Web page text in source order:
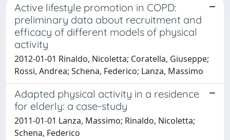
Active lifestyle promotion in COPD:
preliminary data about recruitment and
efficacy of different models of physical
activity
2012-01-01 Rinaldo, Nicoletta; Coratella, Giuseppe;
Rossi, Andrea; Schena, Federico; Lanza, Massimo
Adapted physical activity in a residence
for elderly: a case-study
2011-01-01 Lanza, Massimo; Rinaldo, Nicoletta;
Schena, Federico